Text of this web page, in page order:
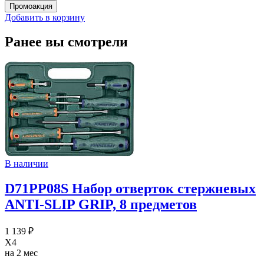
Добавить в корзину
Ранее вы смотрели
В наличии
D71PP08S Набор отверток стержневых
ANTI-SLIP GRIP, 8 предметов
1 139 ₽
X4
на 2 мес